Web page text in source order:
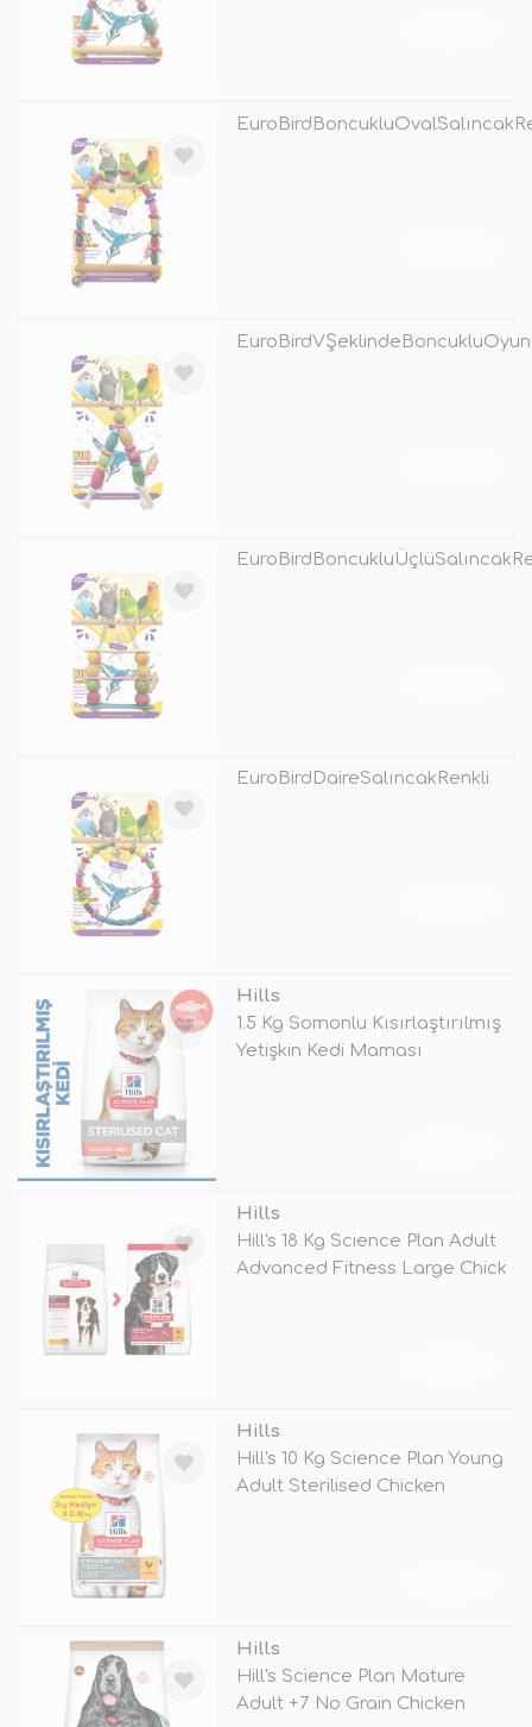
EuroBirdDaireSalıncakRenkli
Hills
1.5 Kg Somonlu Kısırlaştırılmış
Yetişkin Kedi Maması
Hills
Hill's 18 Kg Science Plan Adult
Advanced Fitness Large Chick
Hills
Hill's 10 Kg Science Plan Young
Adult Sterilised Chicken
Hills
Hill's Science Plan Mature
Adult +7 No Grain Chicken